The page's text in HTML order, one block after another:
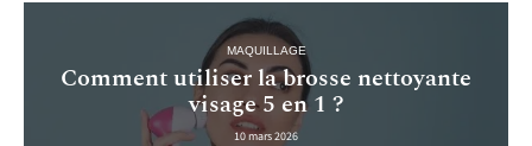
MAQUILLAGE
Comment utiliser la brosse nettoyante
visage 5 en 1 ?
10 mars 2026